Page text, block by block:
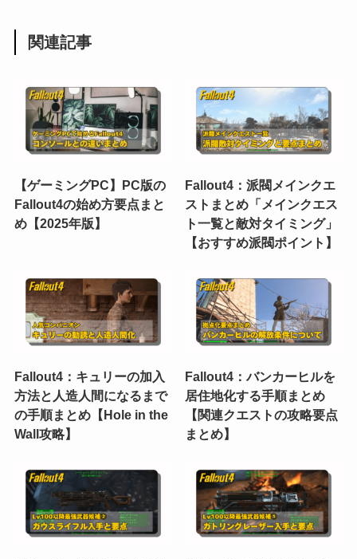
関連記事
【ゲーミングPC】PC版の
Fallout4の始め方要点まと
め【2025年版】
Fallout4：派閥メインクエ
ストまとめ「メインクエス
ト一覧と敵対タイミング」
【おすすめ派閥ポイント】
Fallout4：キュリーの加入
方法と人造人間になるまで
の手順まとめ【Hole in the
Wall攻略】
Fallout4：バンカーヒルを
居住地化する手順まとめ
【関連クエストの攻略要点
まとめ】